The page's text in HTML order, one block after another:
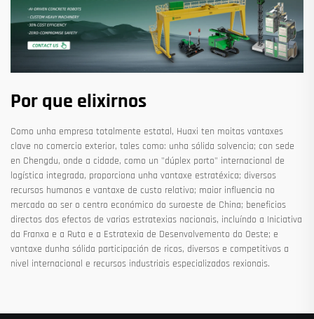
Por que elixirnos
Como unha empresa totalmente estatal, Huaxi ten moitas vantaxes
clave no comercio exterior, tales como: unha sólida solvencia; con sede
en Chengdu, onde a cidade, como un "dúplex porto" internacional de
logística integrada, proporciona unha vantaxe estratéxica; diversos
recursos humanos e vantaxe de custo relativo; maior influencia no
mercado ao ser o centro económico do suroeste de China; beneficios
directos dos efectos de varias estratexias nacionais, incluíndo a Iniciativa
da Franxa e a Ruta e a Estratexia de Desenvolvemento do Oeste; e
vantaxe dunha sólida participación de ricos, diversos e competitivos a
nivel internacional e recursos industriais especializados rexionais.